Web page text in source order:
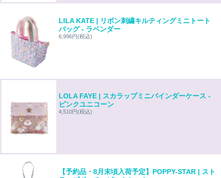
LILA KATE | リボン刺繍キルティングミニトート
バッグ - ラベンダー
6,996円(税込)
LOLA FAYE | スカラップミニバインダーケース -
ピンクユニコーン
4,510円(税込)
【予約品・8月末頃入荷予定】POPPY-STAR | スト